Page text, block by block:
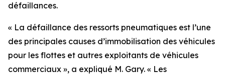
défaillances.
« La défaillance des ressorts pneumatiques est l’une
des principales causes d’immobilisation des véhicules
pour les flottes et autres exploitants de véhicules
commerciaux », a expliqué M. Gary. « Les